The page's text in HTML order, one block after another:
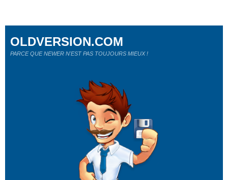
OLDVERSION.COM
PARCE QUE NEWER N'EST PAS TOUJOURS MIEUX !